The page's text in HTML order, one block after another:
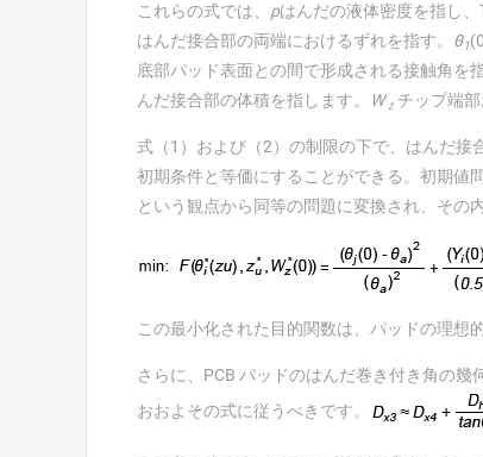
これらの式では、 ρはんだの液体密度を指し、
はんだ接合部の両端におけるずれを指す。 θ1
底部パッド表面との間で形成される接触角を
んだ接合部の体積を指します。
Wｚ チップ端
式（1）および（2）の制限の下で、はんだ接
初期条件と等価にすることができる。初期値
という観点から同等の問題に変換され、その
この最小化された目的関数は、パッドの理想
さらに、PCB パッドのはんだ巻き付き角の
おおよその式に従うべきです。